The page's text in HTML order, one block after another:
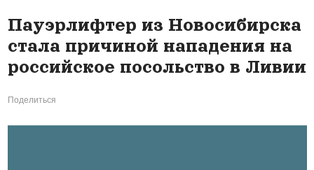
Пауэрлифтер из Новосибирска
стала причиной нападения на
российское посольство в Ливии
Поделиться